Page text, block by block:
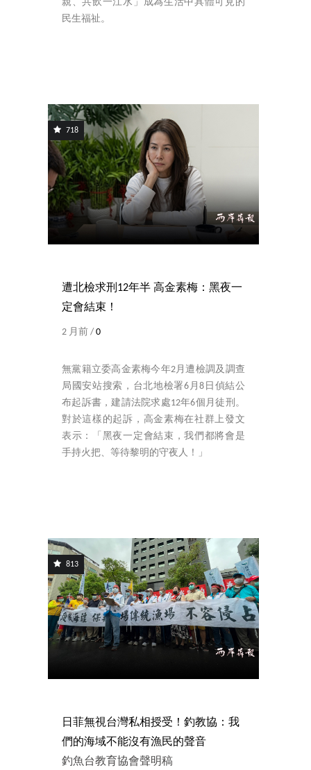
親、共飲一江水」成為生活中具體可見的
民生福祉。
718
遭北檢求刑12年半 高金素梅：黑夜一
定會結束！
2 月前 / 0
無黨籍立委高金素梅今年2月遭檢調及調查
局國安站搜索，台北地檢署6月8日偵結公
布起訴書，建請法院求處12年6個月徒刑。
對於這樣的起訴，高金素梅在社群上發文
表示：「黑夜一定會結束，我們都將會是
手持火把、等待黎明的守夜人！」
813
日菲無視台灣私相授受！釣教協：我
們的海域不能沒有漁民的聲音
釣魚台教育協會聲明稿